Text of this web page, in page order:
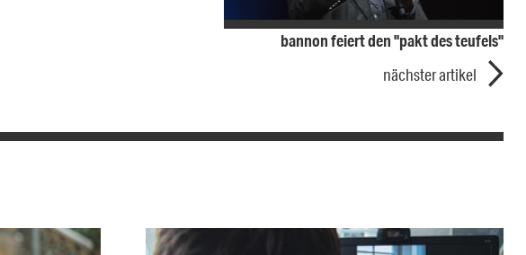
bannon feiert den "pakt des teufels"
nächster artikel